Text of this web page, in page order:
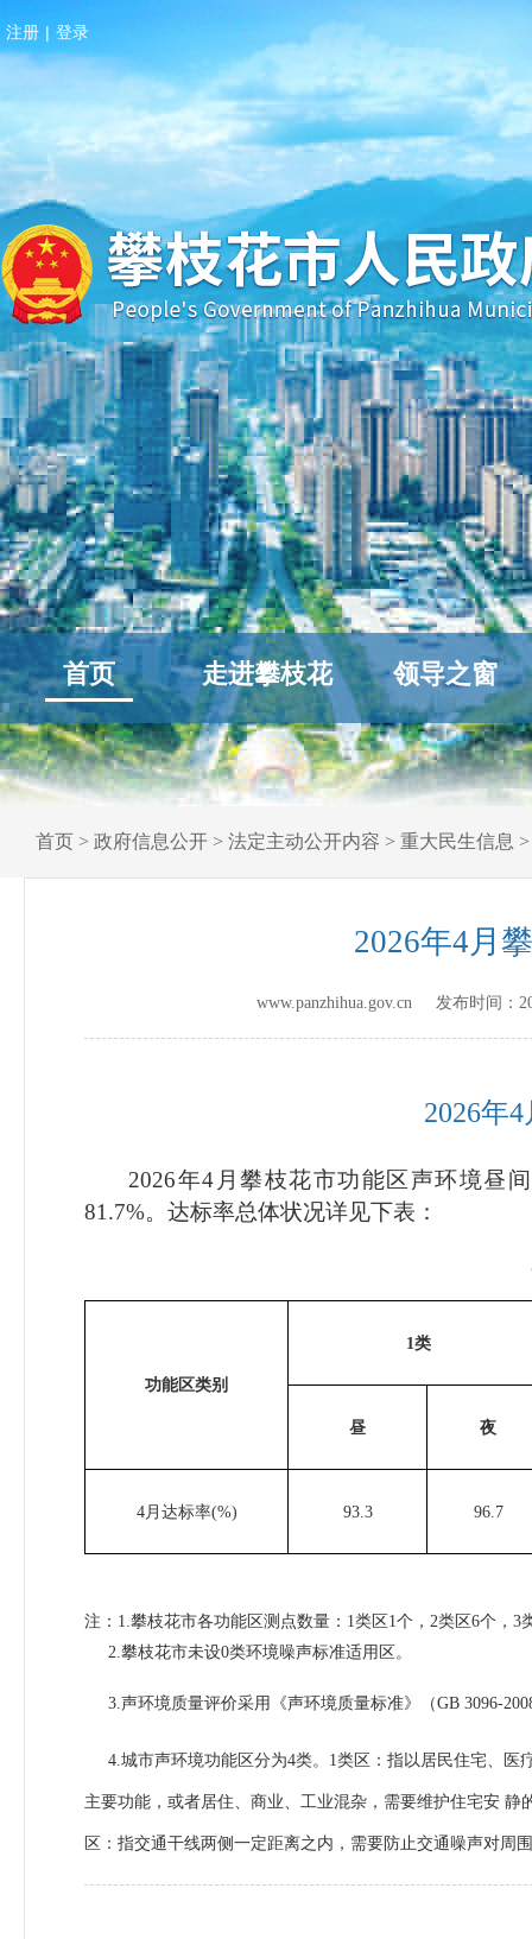
注册 | 登录
首页 走进攀枝花 领导之窗
首页 > 政府信息公开 > 法定主动公开内容 > 重大民生信息
2026年4月
www.panzhihua.gov.cn 发布时间：
2026年4
2026年4 月攀枝花市功能区声环境昼
81.7%。 达标率总体状况详见下表 ：
功能区类别
1类
昼 夜
4月 达标率(%) 93.3 96.7
注： 1.攀枝花市各功能区测点数量： 1类区 1个， 2类区6个， 3
2.攀枝花市未设0类环境噪声标准适用区。
3.声环境质量评价采用《声环境质量标准》（GB 3096-
4.城市声环境功能区分为4类。 1类区：指以居民住宅、医
主要功能，或者居住、商业、工业混杂，需要维护住宅安 静
区：指交通干线两侧一定距离之内，需要防止交通噪声对周